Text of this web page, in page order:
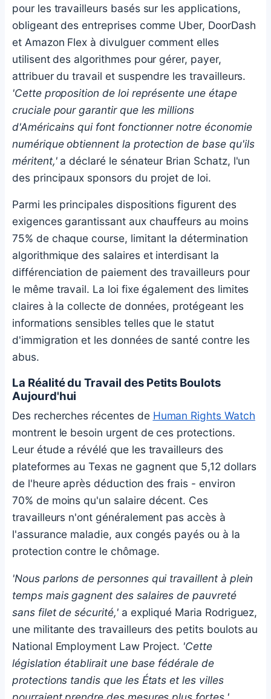
pour les travailleurs basés sur les applications,
obligeant des entreprises comme Uber, DoorDash
et Amazon Flex à divulguer comment elles
utilisent des algorithmes pour gérer, payer,
attribuer du travail et suspendre les travailleurs.
'Cette proposition de loi représente une étape
cruciale pour garantir que les millions
d'Américains qui font fonctionner notre économie
numérique obtiennent la protection de base qu'ils
méritent,'a déclaré le sénateur Brian Schatz, l'un
des principaux sponsors du projet de loi.
Parmi les principales dispositions figurent des
exigences garantissant aux chauffeurs au moins
75% de chaque course, limitant la détermination
algorithmique des salaires et interdisant la
différenciation de paiement des travailleurs pour
le même travail. La loi fixe également des limites
claires à la collecte de données, protégeant les
informations sensibles telles que le statut
d'immigration et les données de santé contre les
abus.
La Réalité du Travail des Petits Boulots
Aujourd'hui
Des recherches récentes de Human Rights Watch
montrent le besoin urgent de ces protections.
Leur étude a révélé que les travailleurs des
plateformes au Texas ne gagnent que 5,12 dollars
de l'heure après déduction des frais - environ
70% de moins qu'un salaire décent. Ces
travailleurs n'ont généralement pas accès à
l'assurance maladie, aux congés payés ou à la
protection contre le chômage.
'Nous parlons de personnes qui travaillent à plein
temps mais gagnent des salaires de pauvreté
sans filet de sécurité,'a expliqué Maria Rodriguez,
une militante des travailleurs des petits boulots au
National Employment Law Project. 'Cette
législation établirait une base fédérale de
protections tandis que les États et les villes